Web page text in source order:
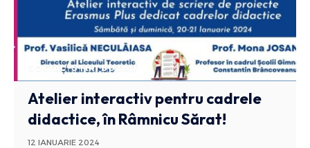
SOCIAL STIRI BUZAU
Atelier interactiv pentru cadrele
didactice, în Râmnicu Sărat!
12 IANUARIE 2024